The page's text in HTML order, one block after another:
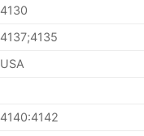
4130
4137;4135
USA
4140:4142